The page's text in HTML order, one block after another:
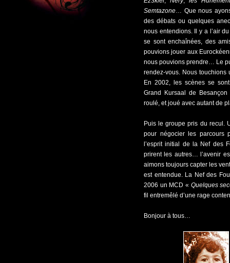
Semtazone… Que nous
des débats ou quelques
nous entendions. Il y a l’air
se sont enchaînées, des
pouvions jouer aux
nous pouvions prendre… Le
rendez-vous. Nous
En 2002, les scènes se
Grand Kursaal de
roulé, et joué avec autant de
Puis le groupe pris du recul.
pour négocier les parcours
l’esprit initial de la Nef des
prirent les autres… l’avenir
aimons toujours capter les
est entendue. La Nef des
2006 un MCD « Quelques
fil entremêlé d’une rage
Bonjour à tous…